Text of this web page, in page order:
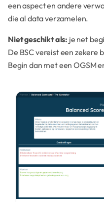
een aspect en andere
die al data verzamelen.
Niet geschikt als: je net
De BSC vereist een zekere
Begin dan met een OGSM